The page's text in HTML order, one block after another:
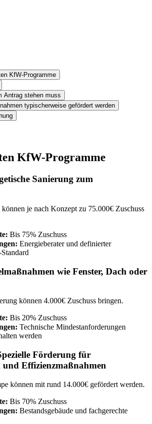
KfW-Programme
Antrag stehen muss
typischerweise gefördert werden
KfW-Programme
Sanierung zum
je nach Konzept zu 75.000€ Zuschuss
Bis 75% Zuschuss
Energieberater und definierter
wie Fenster, Dach oder
können 4.000€ Zuschuss bringen.
Bis 20% Zuschuss
Technische Mindestanforderungen
werden
Förderung für
Effizienzmaßnahmen
können mit rund 14.000€ gefördert werden.
Bis 70% Zuschuss
Bestandsgebäude und fachgerechte